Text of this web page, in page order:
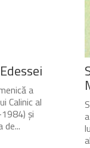
a
Calinic al
și
de...